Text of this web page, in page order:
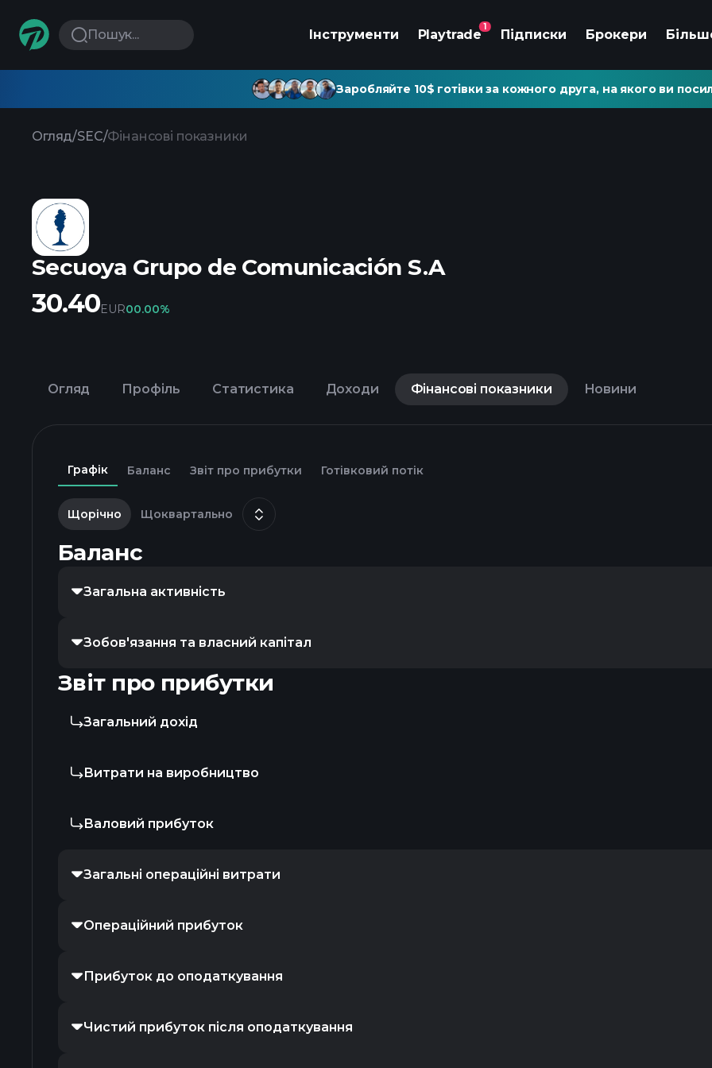
Пошук... Інструменти Playtrade
1
Підписки Брокери
Заробляйте 10$ готівки за кожного друга, на якого ви
Огляд/SEC/Фінансові показники
Secuoya Grupo de Comunicación S.A
30.40EUR00.00%
Огляд Профіль Статистика Доходи Фінансові показники Новини
Графік Баланс Звіт про прибутки Готівковий потік
Щорічно Щоквартально
Баланс
Загальна активність
Зобов'язання та власний капітал
Звіт про прибутки
Загальний дохід
Витрати на виробництво
Валовий прибуток
Загальні операційні витрати
Операційний прибуток
Прибуток до оподаткування
Чистий прибуток після оподаткування